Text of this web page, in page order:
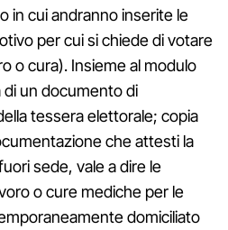
in cui andranno inserite le
per cui si chiede di votare
o cura). Insieme al modulo
di un documento di
tessera elettorale; copia
che attesti la
sede, vale a dire le
o cure mediche per le
domiciliato